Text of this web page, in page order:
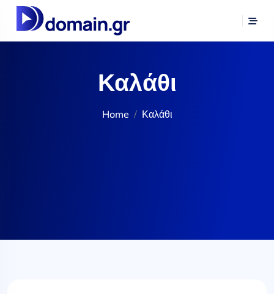
Καλάθι
Home Καλάθι